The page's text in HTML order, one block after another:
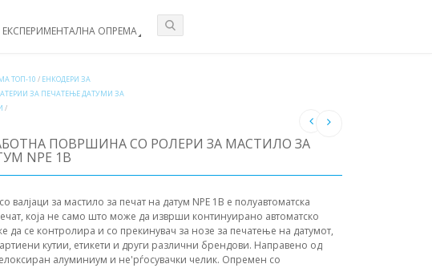
ЕКСПЕРИМЕНТАЛНА ОПРЕМА
ТОП-10 / ЕНКОДЕРИ ЗА
ЗА ПЕЧАТЕЊЕ ДАТУМИ ЗА
/
ПОВРШИНА СО РОЛЕРИ ЗА МАСТИЛО ЗА
NPE 1B
валјаци за мастило за печат на датум NPE 1B е полуавтоматска
која не само што може да изврши континуирано автоматско
да се контролира и со прекинувач за нозе за печатење на датумот,
кутии, етикети и други различни брендови. Направено од
алуминиум и не'рѓосувачки челик. Опремен со